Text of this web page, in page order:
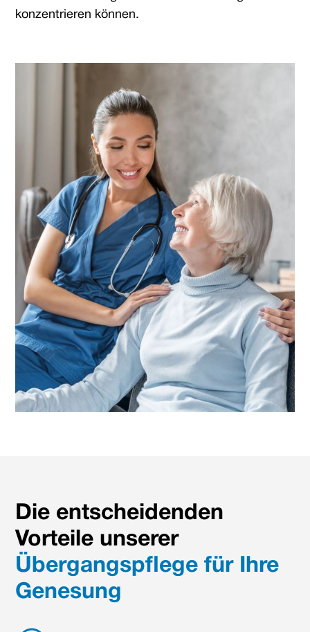
konzentrieren können.
Die entscheidenden
Vorteile unserer
Übergangspflege für Ihre
Genesung